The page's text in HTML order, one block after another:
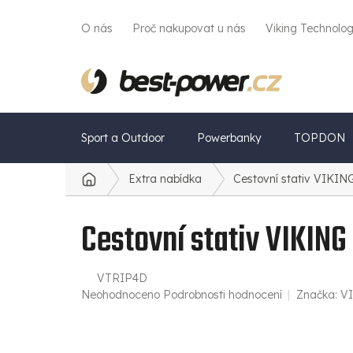
O nás Proč nakupovat u nás Viking
Sport a Outdoor Powerbanky TOPDON
Domů Extra nabídka Cestovní stativ
Cestovní stativ
VTRIP4D
Průměrné
Neohodnoceno Podrobnosti hodnocení Značka: